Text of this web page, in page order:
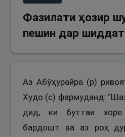
Фазилати ҳозир
пешин дар
Аз Абӯҳурайра (р)
Худо (с) фармуданд:
дид, ки буттаи хоре
бардошт ва аз роҳ